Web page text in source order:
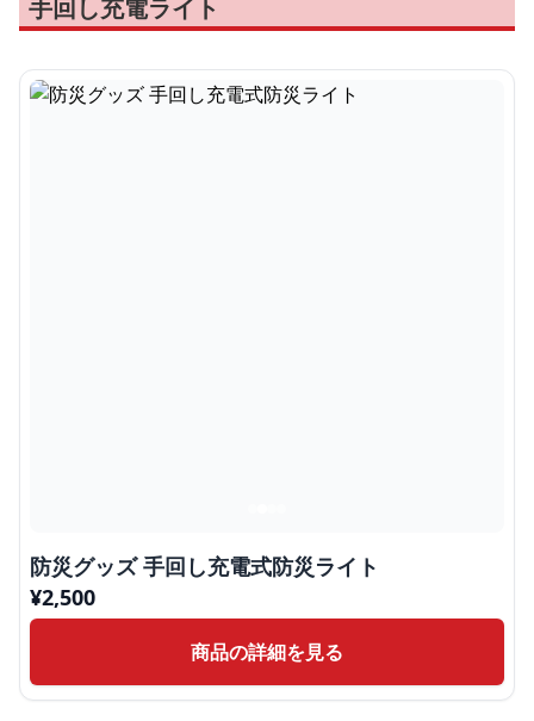
手回し充電ライト
防災グッズ 手回し充電式防災ライト
¥2,500
商品の詳細を見る